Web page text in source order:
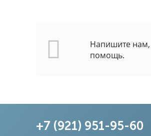
Напишите нам,
помощь.
+7 (921) 951-95-60